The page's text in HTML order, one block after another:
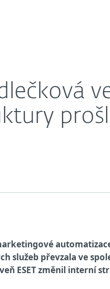
služeb převzala ve
ESET změnil interní